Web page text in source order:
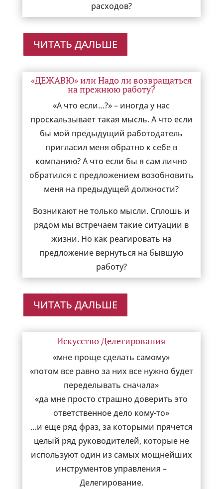
расходов?
ЧИТАТЬ ДАЛЬШЕ
«ДЕЖАВЮ» или Надо ли возвращаться
на прежнюю работу?
«А что если…?» – иногда у нас
проскальзывает такая мысль. А что если
бы мой предыдущий работодатель
пригласил меня обратно к себе в
компанию? А что если бы я сам лично
обратился с предложением возобновить
меня на предыдущей должности?
Возникают не только мысли. Сплошь и
рядом мы встречаем такие ситуации в
жизни. Но как реагировать на
предложение вернуться на бывшую
работу?
ЧИТАТЬ ДАЛЬШЕ
Искусство Делегирования
«мне проще сделать самому»
«потом все равно за них все нужно будет
переделывать сначала»
«да мне просто страшно доверить это
ответственное дело кому-то»
…и еще ряд фраз, за которыми прячется
целый ряд руководителей, которые не
используют один из самых мощнейших
инструментов управления –
Делегирование.